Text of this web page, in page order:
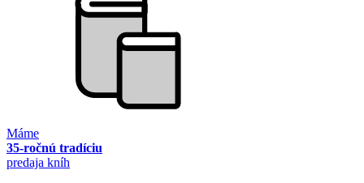
Máme
35-ročnú tradíciu
predaja kníh